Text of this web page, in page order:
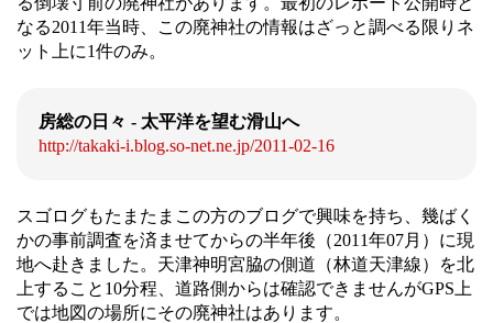
なる2011年当時、この廃神社の情報はざっと調べる限りネ
ット上に1件のみ。
房総の日々 - 太平洋を望む滑山へ
http://takaki-i.blog.so-net.ne.jp/2011-02-16
スゴログもたまたまこの方のブログで興味を持ち、幾ばく
かの事前調査を済ませてからの半年後（2011年07月）に現
地へ赴きました。天津神明宮脇の側道（林道天津線）を北
上すること10分程、道路側からは確認できませんがGPS上
では地図の場所にその廃神社はあります。